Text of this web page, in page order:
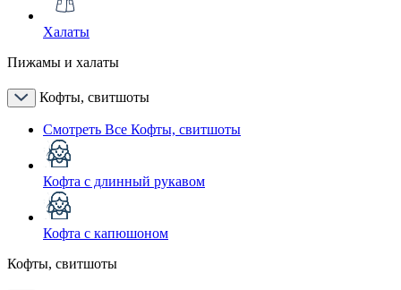
Халаты
Пижамы и халаты
Кофты, свитшоты
Смотреть Все Кофты, свитшоты
Кофта с длинный рукавом
Кофта с капюшоном
Кофты, свитшоты